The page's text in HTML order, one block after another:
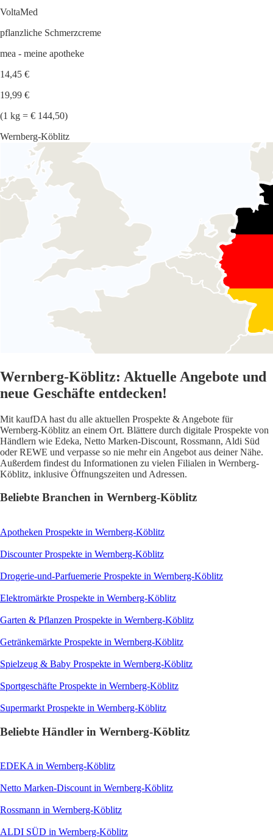
VoltaMed
pflanzliche Schmerzcreme
mea - meine apotheke
14,45 €
19,99 €
(1 kg = € 144,50)
Wernberg-Köblitz
Wernberg-Köblitz: Aktuelle Angebote und
neue Geschäfte entdecken!
Mit kaufDA hast du alle aktuellen Prospekte & Angebote für
Wernberg-Köblitz an einem Ort. Blättere durch digitale Prospekte von
Händlern wie Edeka, Netto Marken-Discount, Rossmann, Aldi Süd
oder REWE und verpasse so nie mehr ein Angebot aus deiner Nähe.
Außerdem findest du Informationen zu vielen Filialen in Wernberg-
Köblitz, inklusive Öffnungszeiten und Adressen.
Beliebte Branchen in Wernberg-Köblitz
Apotheken Prospekte in Wernberg-Köblitz
DiscounterProspekte in Wernberg-Köblitz
Drogerie-und-Parfuemerie Prospekte in Wernberg-Köblitz
Elektromärkte Prospekte in Wernberg-Köblitz
Garten & Pflanzen Prospekte in Wernberg-Köblitz
Getränkemärkte Prospekte in Wernberg-Köblitz
Spielzeug & Baby Prospekte in Wernberg-Köblitz
Sportgeschäfte Prospekte in Wernberg-Köblitz
Supermarkt Prospekte in Wernberg-Köblitz
Beliebte Händler in Wernberg-Köblitz
EDEKA in Wernberg-Köblitz
Netto Marken-Discount in Wernberg-Köblitz
Rossmann in Wernberg-Köblitz
ALDI SÜD in Wernberg-Köblitz